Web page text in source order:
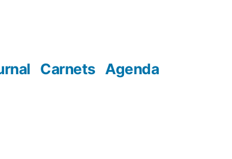
Carnets Agenda